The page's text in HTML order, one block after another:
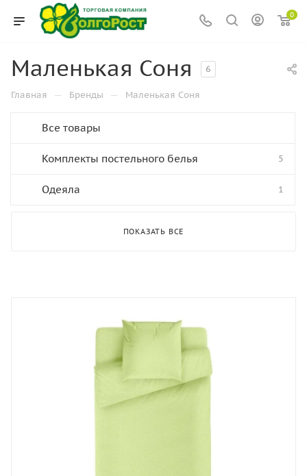
0
Маленькая Соня 6
Главная — Бренды — Маленькая Соня
Все товары
Комплекты постельного белья 5
Одеяла 1
ПОКАЗАТЬ ВСЕ